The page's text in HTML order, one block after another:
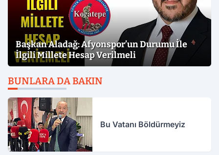
Başkan Aladağ: Afyonspor’un Durumu İle
İlgili Millete Hesap Verilmeli
BUNLARA DA BAKIN
Bu Vatanı Böldürmeyiz